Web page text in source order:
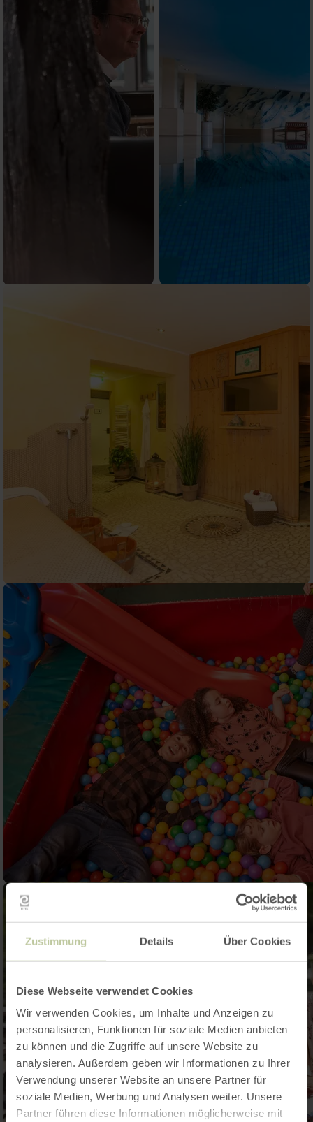
Zustimmung Details Über Cookies
Diese Webseite verwendet Cookies
Wir verwenden Cookies, um Inhalte und Anzeigen zu
personalisieren, Funktionen für soziale Medien anbieten
zu können und die Zugriffe auf unsere Website zu
analysieren. Außerdem geben wir Informationen zu Ihrer
Verwendung unserer Website an unsere Partner für
soziale Medien, Werbung und Analysen weiter. Unsere
Partner führen diese Informationen möglicherweise mit